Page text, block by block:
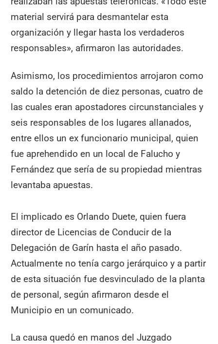
material servirá para desmantelar esta
organización y llegar hasta los verdaderos
responsables», afirmaron las autoridades.
Asimismo, los procedimientos arrojaron como
saldo la detención de diez personas, cuatro de
las cuales eran apostadores circunstanciales y
seis responsables de los lugares allanados,
entre ellos un ex funcionario municipal, quien
fue aprehendido en un local de Falucho y
Fernández que sería de su propiedad mientras
levantaba apuestas.
El implicado es Orlando Duete, quien fuera
director de Licencias de Conducir de la
Delegación de Garín hasta el año pasado.
Actualmente no tenía cargo jerárquico y a partir
de esta situación fue desvinculado de la planta
de personal, según afirmaron desde el
Municipio en un comunicado.
La causa quedó en manos del Juzgado